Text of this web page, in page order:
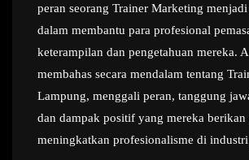
peran seorang Trainer Marketing
dalam membantu para profesional
keterampilan dan pengetahuan mereka.
membahas secara mendalam tentang
Lampung, menggali peran, tanggung
dan dampak positif yang mereka berikan
meningkatkan profesionalisme di industri